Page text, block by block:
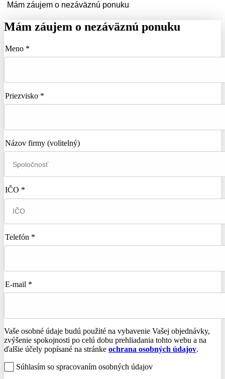
Mám záujem o nezáväznú ponuku
Mám záujem o nezáväznú ponuku
Meno *
Priezvisko *
Názov firmy (volitelný)
IČO *
Telefón *
E-mail *
Vaše osobné údaje budú použité na vybavenie Vašej objednávky,
zvýšenie spokojnosti po celú dobu prehliadania tohto webu a na
ďalšie účely popísané na stránke ochrana osobných údajov.
Súhlasím so spracovaním osobných údajov